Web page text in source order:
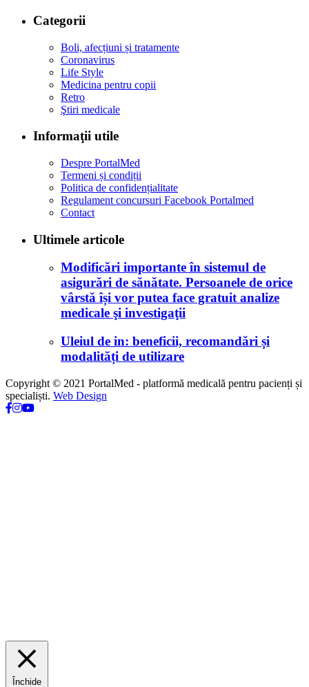
Categorii
Boli, afecțiuni și tratamente
Coronavirus
Life Style
Medicina pentru copii
Retro
Ştiri medicale
Informaţii utile
Despre PortalMed
Termeni și condiții
Politica de confidențialitate
Regulament concursuri Facebook Portalmed
Contact
Ultimele articole
Modificări importante în sistemul de
asigurări de sănătate. Persoanele de orice
vârstă își vor putea face gratuit analize
medicale şi investigaţii
Uleiul de in: beneficii, recomandări și
modalități de utilizare
Copyright © 2021 PortalMed - platformă medicală pentru pacienți și
specialiști. Web Design
Închide